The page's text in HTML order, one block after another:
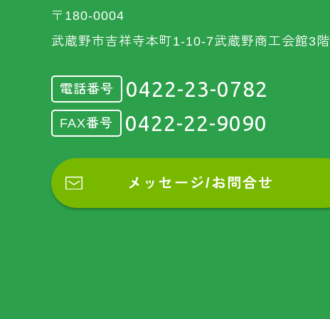
〒180-0004
武蔵野市吉祥寺本町1-10-7武蔵野商工会館3階
電話番号 0422-23-0782
FAX番号 0422-22-9090
メッセージ/お問合せ